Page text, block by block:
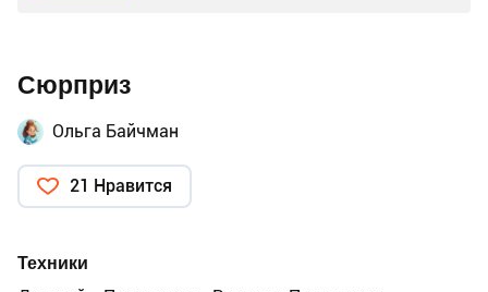
Сюрприз
Ольга Байчман
21 Нравится
Техники